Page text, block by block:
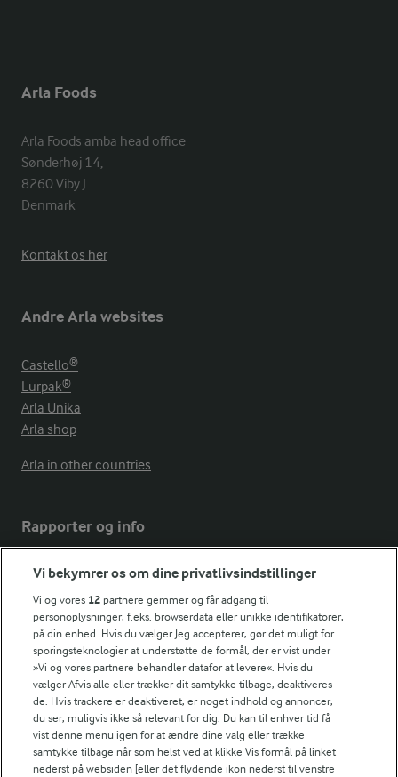
Arla Foods
Arla Foods amba head office
Sønderhøj 14,
8260 Viby J
Denmark
Kontakt os her
Andre Arla websites
Castello®
Lurpak®
Arla Unika
Arla shop
Arla in other countries
Rapporter og info
Årsrapport
FarmAhead™ Check rapport
Andelshaverinfo: Mælkepris
Fødevarestyrelsens smiley-rapporter for Arla Foods
Fødevarestyrelsens smiley-rapporter for Jörd
Fødevarestyrelsens smiley-rapporter for Lurpak PB
Følg
Vi bekymrer os om dine privatlivsindstillinger
Vi og vores 12 partnere gemmer og får adgang til
personoplysninger, f.eks. browserdata eller unikke identifikatorer,
på din enhed. Hvis du vælger Jeg accepterer, gør det muligt for
sporingsteknologier at understøtte de formål, der er vist under
»Vi og vores partnere behandler datafor at levere«. Hvis du
vælger Afvis alle eller trækker dit samtykke tilbage, deaktiveres
de. Hvis trackere er deaktiveret, er noget indhold og annoncer,
du ser, muligvis ikke så relevant for dig. Du kan til enhver tid få
vist denne menu igen for at ændre dine valg eller trække
samtykke tilbage når som helst ved at klikke Vis formål på linket
nederst på websiden [eller det flydende ikon nederst til venstre